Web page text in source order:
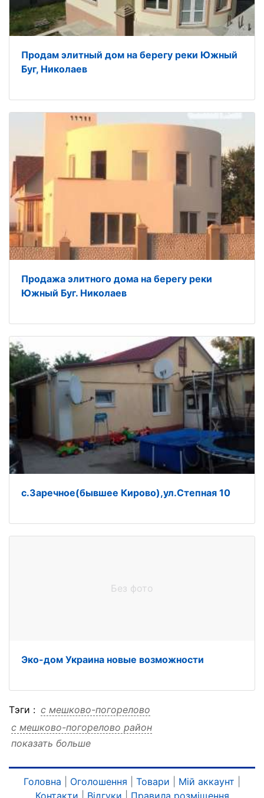
Продам элитный дом на берегу реки Южный
Буг, Николаев
Продажа элитного дома на берегу реки
Южный Буг. Николаев
c.Заречное(бывшее Кирово),ул.Степная 10
Без фото
Эко-дом Украина новые возможности
Тэги : с мешково-погорелово
с мешково-погорелово район
с мешково-погорелово обл
с мешково-погорелово дом
показать больше
Головна Оголошення Товари Мій аккаунт
Контакти
Відгуки Правила розміщення